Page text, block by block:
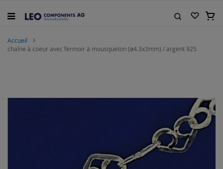
au
Mon
Accueil
chaîne à coeur avec fermoir à mousqueton (ø4.3x3mm) / argent 925